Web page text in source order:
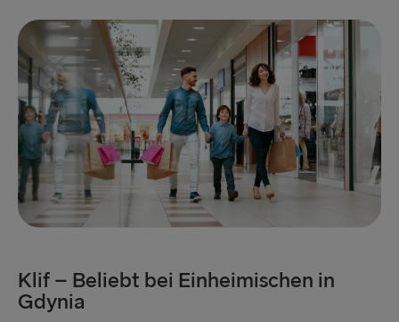
Holyhead → Dublin
Fishguard → Rosslare
Liverpool → Belfast
Cairnryan → Belfast
Harwich → Hoek van Holland
Dublin → Holyhead
Rosslare → Fishguard
Belfast → Cairnryan
Klif – Beliebt bei Einheimischen in
Gdynia